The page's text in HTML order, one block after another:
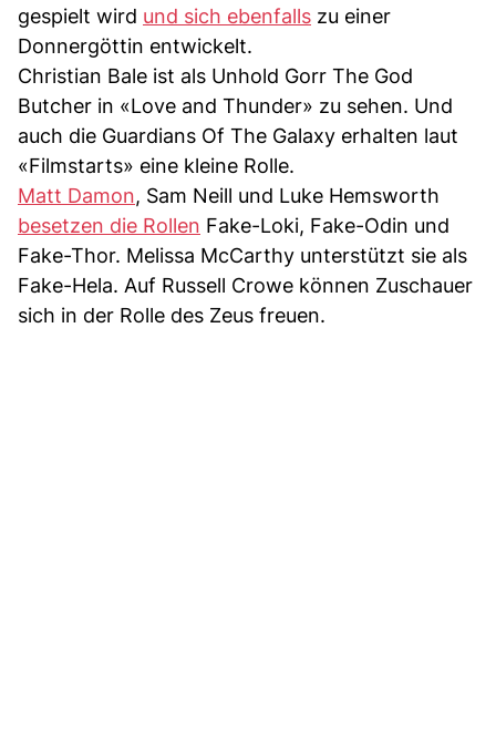
gespielt wird und sich ebenfalls zu einer
Donnergöttin entwickelt.
Christian Bale ist als Unhold Gorr The God
Butcher in «Love and Thunder» zu sehen. Und
auch die Guardians Of The Galaxy erhalten laut
«Filmstarts» eine kleine Rolle.
Matt Damon, Sam Neill und Luke Hemsworth
besetzen die Rollen Fake-Loki, Fake-Odin und
Fake-Thor. Melissa McCarthy unterstützt sie als
Fake-Hela. Auf Russell Crowe können Zuschauer
sich in der Rolle des Zeus freuen.